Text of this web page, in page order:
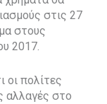
στις 27
στους
2017.
οι πολίτες
αλλαγές στο